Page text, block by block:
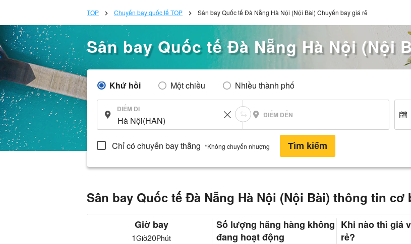
TOP Chuyến bay quốc tế TOP Sân bay Quốc tế Đà Nẵng Hà Nội (Nội Bài) Chuyến bay giá rẻ
Sân bay Quốc tế Đà Nẵng Hà Nội (Nội
Khứ hồi Một chiều Nhiều thành phố
ĐIỂM ĐI
ĐIỂM ĐẾN
Chỉ có chuyến bay thẳng *Không chuyển nhượng Tìm kiếm
Sân bay Quốc tế Đà Nẵng Hà Nội (Nội Bài) thông tin cơ
Giờ bay
1Giờ20Phút
Số lượng hãng hàng không
đang hoạt động
Khi nào thì giá
rẻ?